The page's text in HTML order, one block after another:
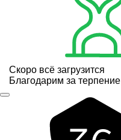
Скоро всё загрузится
Благодарим за терпение